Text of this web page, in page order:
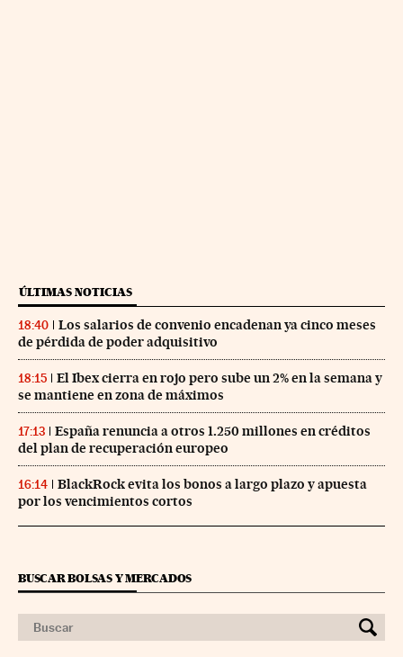
ÚLTIMAS NOTICIAS
18:40
Los salarios de convenio encadenan ya cinco meses
de pérdida de poder adquisitivo
18:15
El Ibex cierra en rojo pero sube un 2% en la semana y
se mantiene en zona de máximos
17:13
España renuncia a otros 1.250 millones en créditos
del plan de recuperación europeo
16:14
BlackRock evita los bonos a largo plazo y apuesta
por los vencimientos cortos
BUSCAR BOLSAS Y MERCADOS